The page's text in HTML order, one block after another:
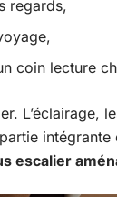
regards,
coin lecture
L’éclairage,
escalier